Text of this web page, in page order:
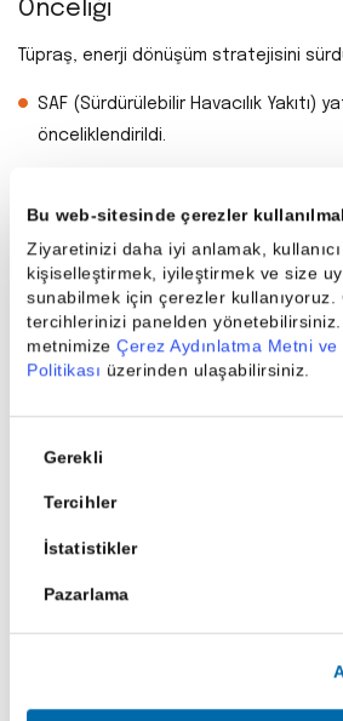
Bu web-sitesinde çerezler
Ziyaretinizi daha iyi anlamak,
kişiselleştirmek, iyileştirmek ve size
sunabilmek için çerezler kullanıyoruz.
tercihlerinizi panelden
metnimize Çerez Aydınlatma Metni
Politikası üzerinden ulaşabilirsiniz.
Seçimi
Gerekli
Tercihler
İstatistikler
Pazarlama
Önceliği
Tüpraş, enerji dönüşüm stratejisini
SAF (Sürdürülebilir Havacılık Yakıtı)
önceliklendirildi.
tahsisi artırıldı.
2030–2035 döneminde bu projelerden
bekleniyor.
Bu yatırımların kısa vadede finansallara
uzun vadeli değerleme istikrarı
Tüpraş 2Ç25 Sonuçları
Üzerinde
Tüpraş 2Ç25’te güçlü finansal sonuçlar
Ciro: 183,2 milyar TL (UNLU
%10 üzerinde)
FAVÖK: 13,9 milyar TL (UNLU +%10,
: 8,9 milyar TL (UNLU +%34,